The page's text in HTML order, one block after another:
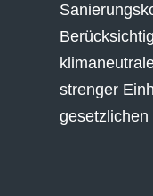
strenger